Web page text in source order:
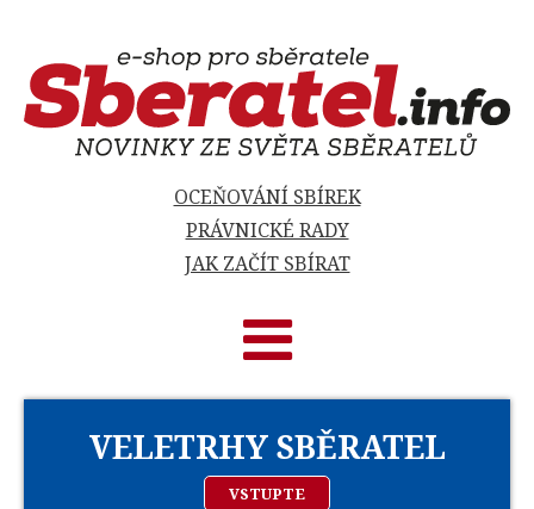
OCEŇOVÁNÍ SBÍREK
PRÁVNICKÉ RADY
JAK ZAČÍT SBÍRAT
VELETRHY SBĚRATEL
VSTUPTE